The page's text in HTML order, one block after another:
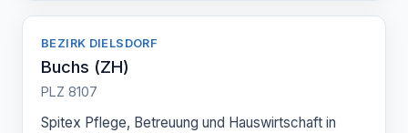
BEZIRK DIELSDORF
Buchs (ZH)
PLZ 8107
Spitex Pflege, Betreuung und Hauswirtschaft in